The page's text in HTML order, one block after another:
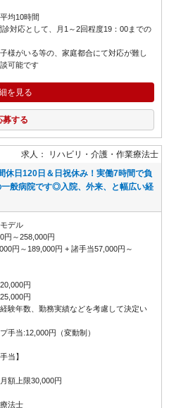
均10時間
対応として、月1～2回程度19：00までの
様がいる等の、家庭都合にて対応が難し
可能です
を見る
募する
求人： リハビリ・介護
作業療法士
休日120日＆日祝休み！実働7時間で負
般病院です◎入院、外来、と幅広い経
デル
円～258,000円
円～189,000円 + 諸手当57,000円～
円
円
験年数、勤務実績などを考慮して決定い
手当:12,000円（変動制）
当】
額上限30,000円
法士